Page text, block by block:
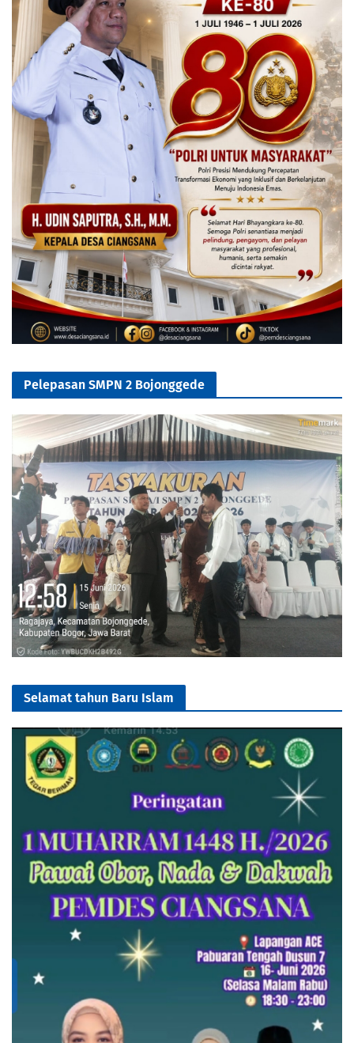
Pelepasan SMPN 2 Bojonggede
Selamat tahun Baru Islam